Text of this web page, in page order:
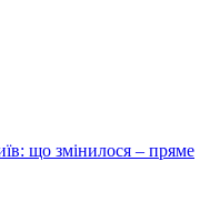
що змінилося – пряме